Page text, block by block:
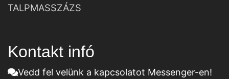
TALPMASSZÁZS
Kontakt infó
Vedd fel velünk a kapcsolatot Messenger-en!